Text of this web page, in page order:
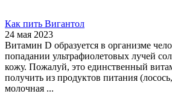
Как пить Вигантол
24 мая 2023
Витамин D образуется в организме
попадании ультрафиолетовых лучей
кожу. Пожалуй, это единственный
получить из продуктов питания
молочная ...